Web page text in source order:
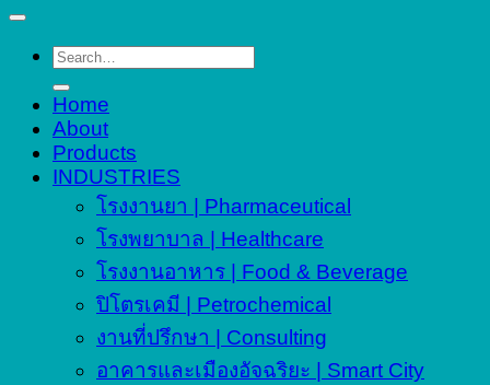
Search
for:
Home
About
Products
INDUSTRIES
โรงงานยา | Pharmaceutical
โรงพยาบาล | Healthcare
โรงงานอาหาร | Food & Beverage
ปิโตรเคมี | Petrochemical
งานที่ปรึกษา | Consulting
อาคารและเมืองอัจฉริยะ | Smart City